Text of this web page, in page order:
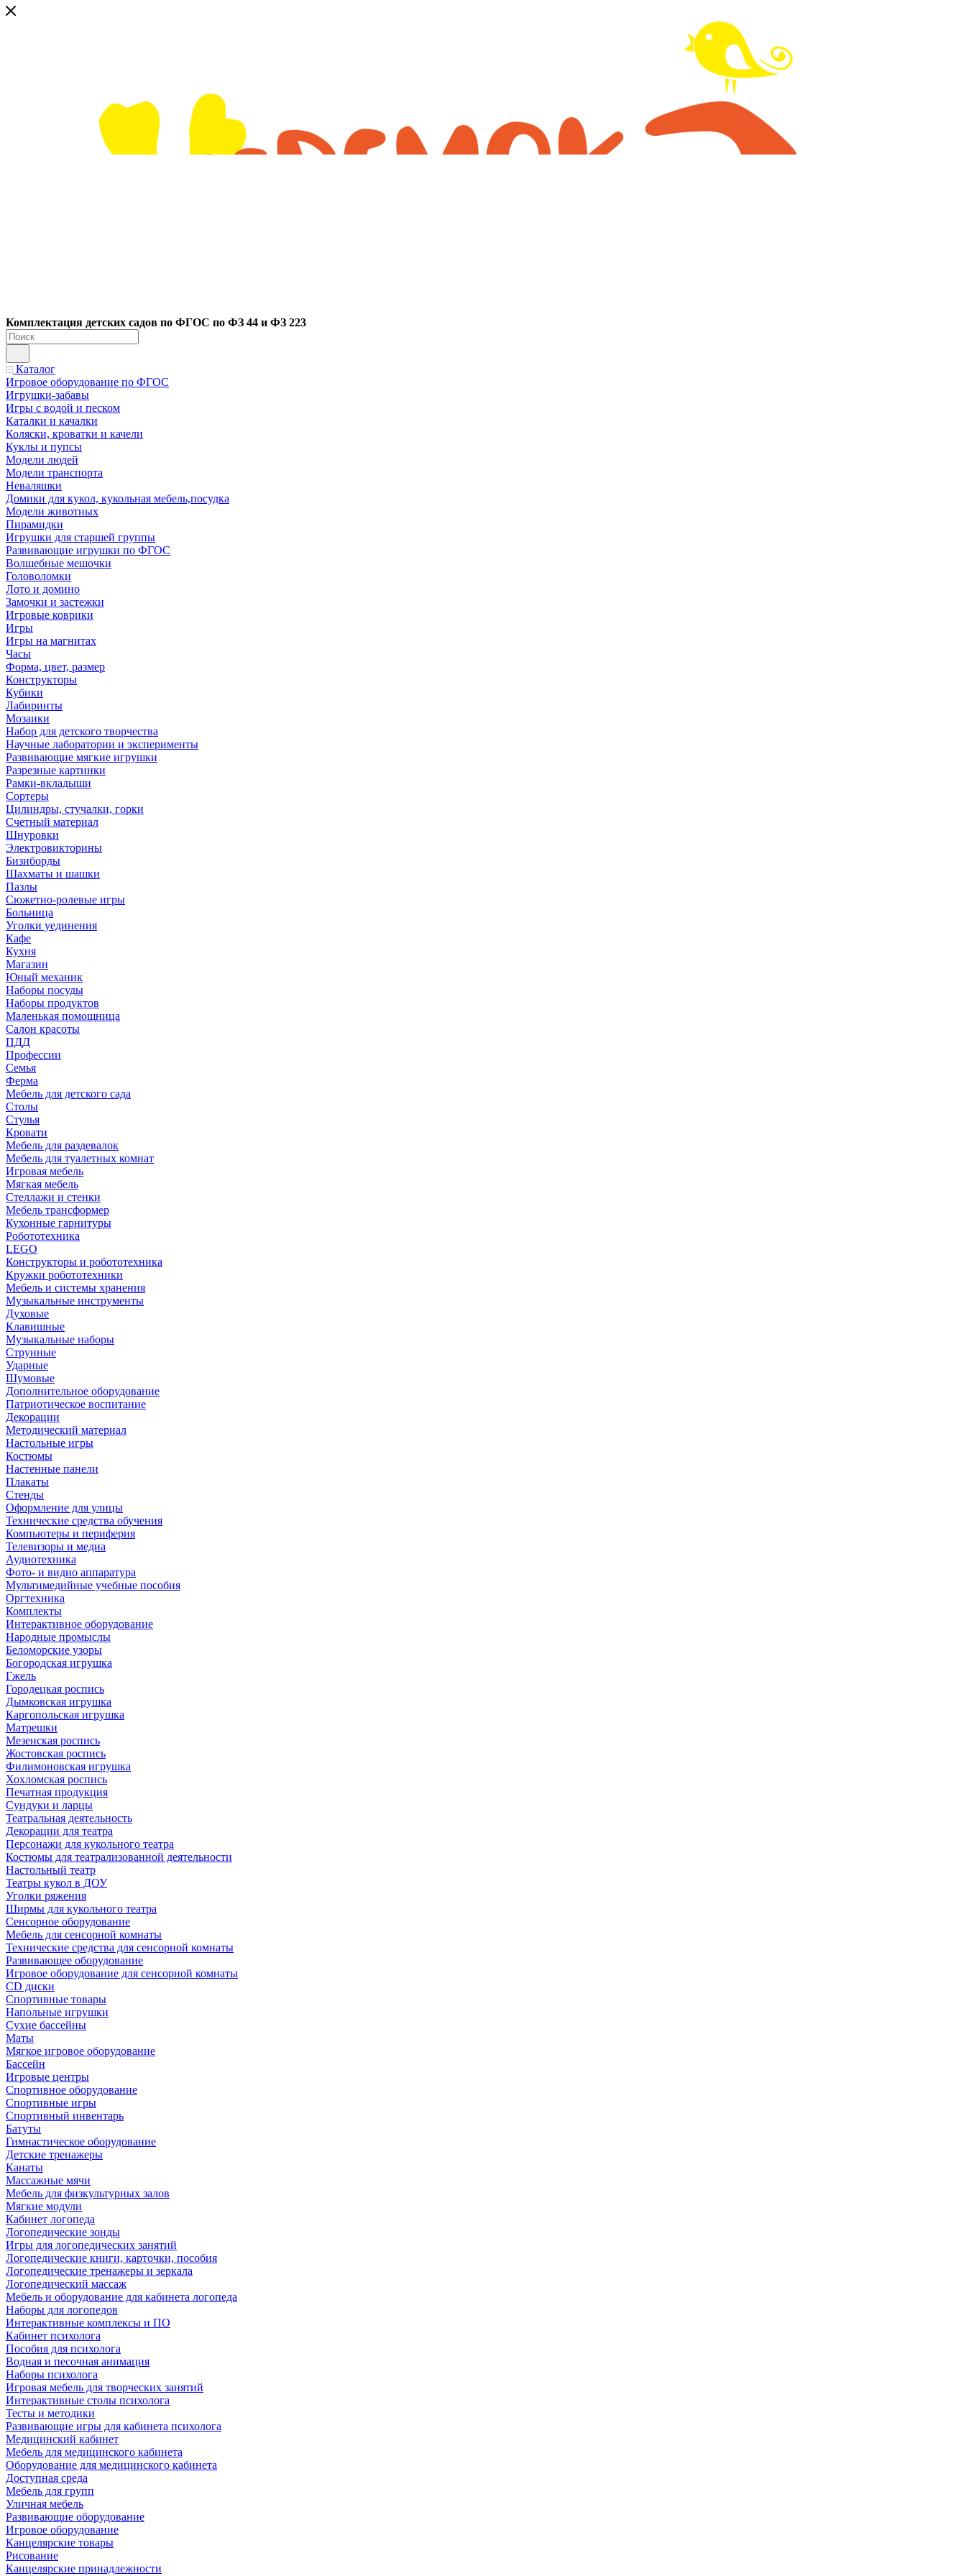
Комплектация детских садов по ФГОC по ФЗ 44 и ФЗ 223
Каталог
Игровое оборудование по ФГОС
Игрушки-забавы
Игры с водой и песком
Каталки и качалки
Коляски, кроватки и качели
Куклы и пупсы
Модели людей
Модели транспорта
Неваляшки
Домики для кукол, кукольная мебель,посудка
Модели животных
Пирамидки
Игрушки для старшей группы
Развивающие игрушки по ФГОС
Волшебные мешочки
Головоломки
Лото и домино
Замочки и застежки
Игровые коврики
Игры
Игры на магнитах
Часы
Форма, цвет, размер
Конструкторы
Кубики
Лабиринты
Мозаики
Набор для детского творчества
Научные лаборатории и эксперименты
Развивающие мягкие игрушки
Разрезные картинки
Рамки-вкладыши
Сортеры
Цилиндры, стучалки, горки
Счетный материал
Шнуровки
Электровикторины
Бизиборды
Шахматы и шашки
Пазлы
Сюжетно-ролевые игры
Больница
Уголки уединения
Кафе
Кухня
Магазин
Юный механик
Наборы посуды
Наборы продуктов
Маленькая помощница
Салон красоты
ПДД
Профессии
Семья
Ферма
Мебель для детского сада
Столы
Cтулья
Кровати
Мебель для раздевалок
Мебель для туалетных комнат
Игровая мебель
Мягкая мебель
Стеллажи и стенки
Мебель трансформер
Кухонные гарнитуры
Робототехника
LEGO
Конструкторы и робототехника
Кружки робототехники
Мебель и системы хранения
Музыкальные инструменты
Духовые
Клавишные
Музыкальные наборы
Струнные
Ударные
Шумовые
Дополнительное оборудование
Патриотическое воспитание
Декорации
Методический материал
Настольные игры
Костюмы
Настенные панели
Плакаты
Стенды
Оформление для улицы
Технические средства обучения
Компьютеры и периферия
Телевизоры и медиа
Аудиотехника
Фото- и видио аппаратура
Мультимедийные учебные пособия
Оргтехника
Комплекты
Интерактивное оборудование
Народные промыслы
Беломорские узоры
Богородская игрушка
Гжель
Городецкая роспись
Дымковская игрушка
Каргопольская игрушка
Матрешки
Мезенская роспись
Жостовская роспись
Филимоновская игрушка
Хохломская роспись
Печатная продукция
Сундуки и ларцы
Театральная деятельность
Декорации для театра
Персонажи для кукольного театра
Костюмы для театрализованной деятельности
Настольный театр
Театры кукол в ДОУ
Уголки ряжения
Ширмы для кукольного театра
Сенсорное оборудование
Мебель для сенсорной комнаты
Технические средства для сенсорной комнаты
Развивающее оборудование
Игровое оборудование для сенсорной комнаты
CD диски
Спортивные товары
Напольные игрушки
Сухие бассейны
Маты
Мягкое игровое оборудование
Бассейн
Игровые центры
Спортивное оборудование
Спортивные игры
Спортивный инвентарь
Батуты
Гимнастическое оборудование
Детские тренажеры
Канаты
Массажные мячи
Мебель для физкультурных залов
Мягкие модули
Кабинет логопеда
Логопедические зонды
Игры для логопедических занятий
Логопедические книги, карточки, пособия
Логопедические тренажеры и зеркала
Логопедический массаж
Мебель и оборудование для кабинета логопеда
Наборы для логопедов
Интерактивные комплексы и ПО
Кабинет психолога
Пособия для психолога
Водная и песочная анимация
Наборы психолога
Игровая мебель для творческих занятий
Интерактивные столы психолога
Тесты и методики
Развивающие игры для кабинета психолога
Медицинский кабинет
Мебель для медицинского кабинета
Оборудование для медицинского кабинета
Доступная среда
Мебель для групп
Уличная мебель
Развивающие оборудование
Игровое оборудование
Канцелярские товары
Рисование
Канцелярские принадлежности